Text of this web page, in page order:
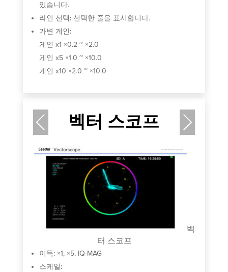
있습니다.
라인 선택: 선택한 줄을 표시합니다.
가변 게인:
게인 x1 ×0.2 ~ ×2.0
게인 x5 ×1.0 ~ ×10.0
게인 x10 ×2.0 ~ ×10.0
Previous Next
벡터 스코프
벡
터 스코프
이득: ×1, ×5, IQ-MAG
스케일: